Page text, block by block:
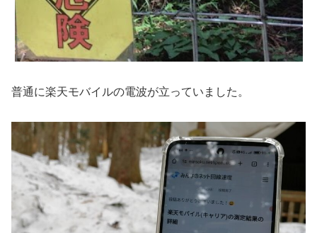
普通に楽天モバイルの電波が立っていました。